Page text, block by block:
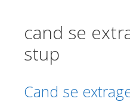
cand se
stup
Cand se